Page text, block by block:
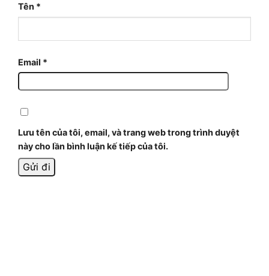
Tên *
Email *
Lưu tên của tôi, email, và trang web trong trình duyệt
này cho lần bình luận kế tiếp của tôi.